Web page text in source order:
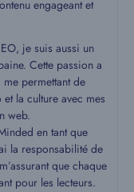
engageant et
je suis aussi un
Cette passion a
permettant de
la culture avec mes
web.
en tant que
la responsabilité de
que chaque
pour les lecteurs.